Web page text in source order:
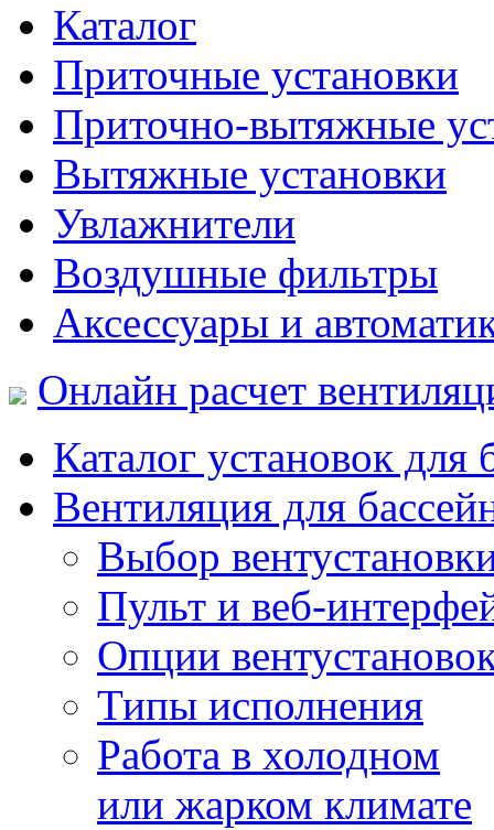
Каталог
Приточные установки
Приточно-вытяжные
Вытяжные установки
Увлажнители
Воздушные фильтры
Аксессуары и
Онлайн расчет
Каталог установок для
Вентиляция для
Выбор
Пульт и веб-
Опции
Типы исполнения
Работа в холодном
или жарком климате